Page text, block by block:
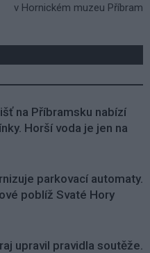
v Hornickém muzeu Příbram
na Příbramsku nabízí
Horší voda je jen na
parkovací automaty.
poblíž Svaté Hory
upravil pravidla soutěže.